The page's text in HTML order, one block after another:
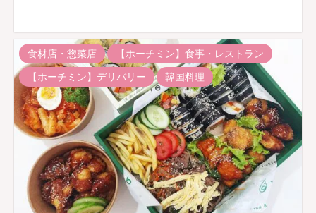
食材店・惣菜店
【ホーチミン】食事・レストラン
【ホーチミン】デリバリー
韓国料理